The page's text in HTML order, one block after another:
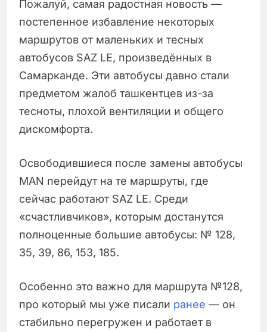
Пожалуй, самая радостная новость —
постепенное избавление некоторых
маршрутов от маленьких и тесных
автобусов SAZ LE, произведённых в
Самарканде. Эти автобусы давно стали
предметом жалоб ташкентцев из-за
тесноты, плохой вентиляции и общего
дискомфорта.
Освободившиеся после замены автобусы
MAN перейдут на те маршруты, где
сейчас работают SAZ LE. Среди
«счастливчиков», которым достанутся
полноценные большие автобусы: № 128,
35, 39, 86, 153, 185.
Особенно это важно для маршрута №128,
про который мы уже писали ранее — он
стабильно перегружен и работает в